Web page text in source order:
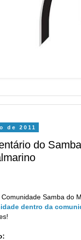
de 2011
do
Comunidade Samba do
dentro da